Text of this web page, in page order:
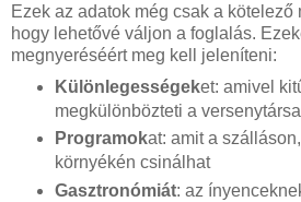
Ezek az adatok még csak a kötelező
hogy lehetővé váljon a foglalás.
megnyeréséért meg kell jeleníteni:
Különlegességeket: amivel
megkülönbözteti a
Programokat: amit a
környékén csinálhat
Gasztronómiát: az